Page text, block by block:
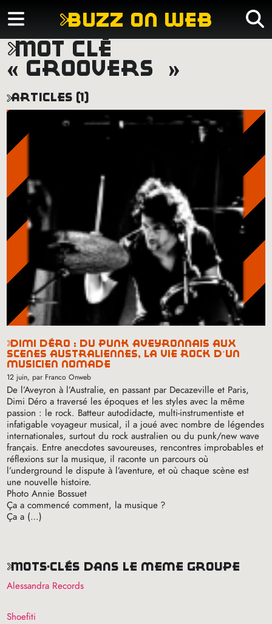
buzz on web
mot clé
« groovers »
articles (1)
dimi déro : du punk aveyronnais aux
scènes australiennes, la vie rock d’un
musicien nomade
12 juin, par Franco Onweb
De l’Aveyron à l’Australie, en passant par Decazeville et Paris,
Dimi Déro a traversé les époques et les styles avec la même
passion : le rock. Batteur autodidacte, multi-instrumentiste et
infatigable voyageur musical, il a joué avec nombre de légendes
internationales, surtout du rock australien ou du punk/new wave
français. Entre anecdotes savoureuses, rencontres improbables et
réflexions sur la musique, il raconte un parcours où
l’underground le dispute à l’aventure, et où chaque scène est
une nouvelle histoire.
Photo Annie Bossuet
Ça a commencé comment, la musique ?
Ça a (…)
mots-clés dans le même groupe
Alessandra Records
Shoefiti